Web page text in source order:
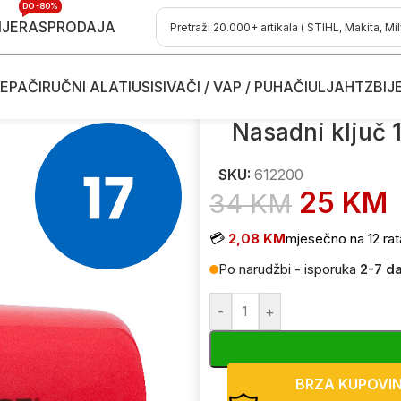
RASPRODAJA
DO -80%
RUČNI ALATIUSISIVAČI / VAP / PUHAČIULJAHTZ
ključevi – prihvat 1/2″ Nasadni ključ 1/2″ izolirani UNIOR 190
Nasadni ključ
SKU: 612200
34KM 25 KM
💳 2,08 KMmjesečno na 12
Po narudžbi - isporuka 2-7
- +
BRZA